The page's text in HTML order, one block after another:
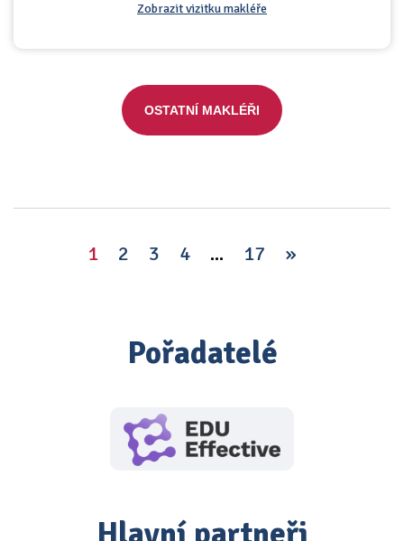
Zobrazit vizitku makléře
OSTATNÍ MAKLÉŘI
1 2 3 4 ... 17 »
Pořadatelé